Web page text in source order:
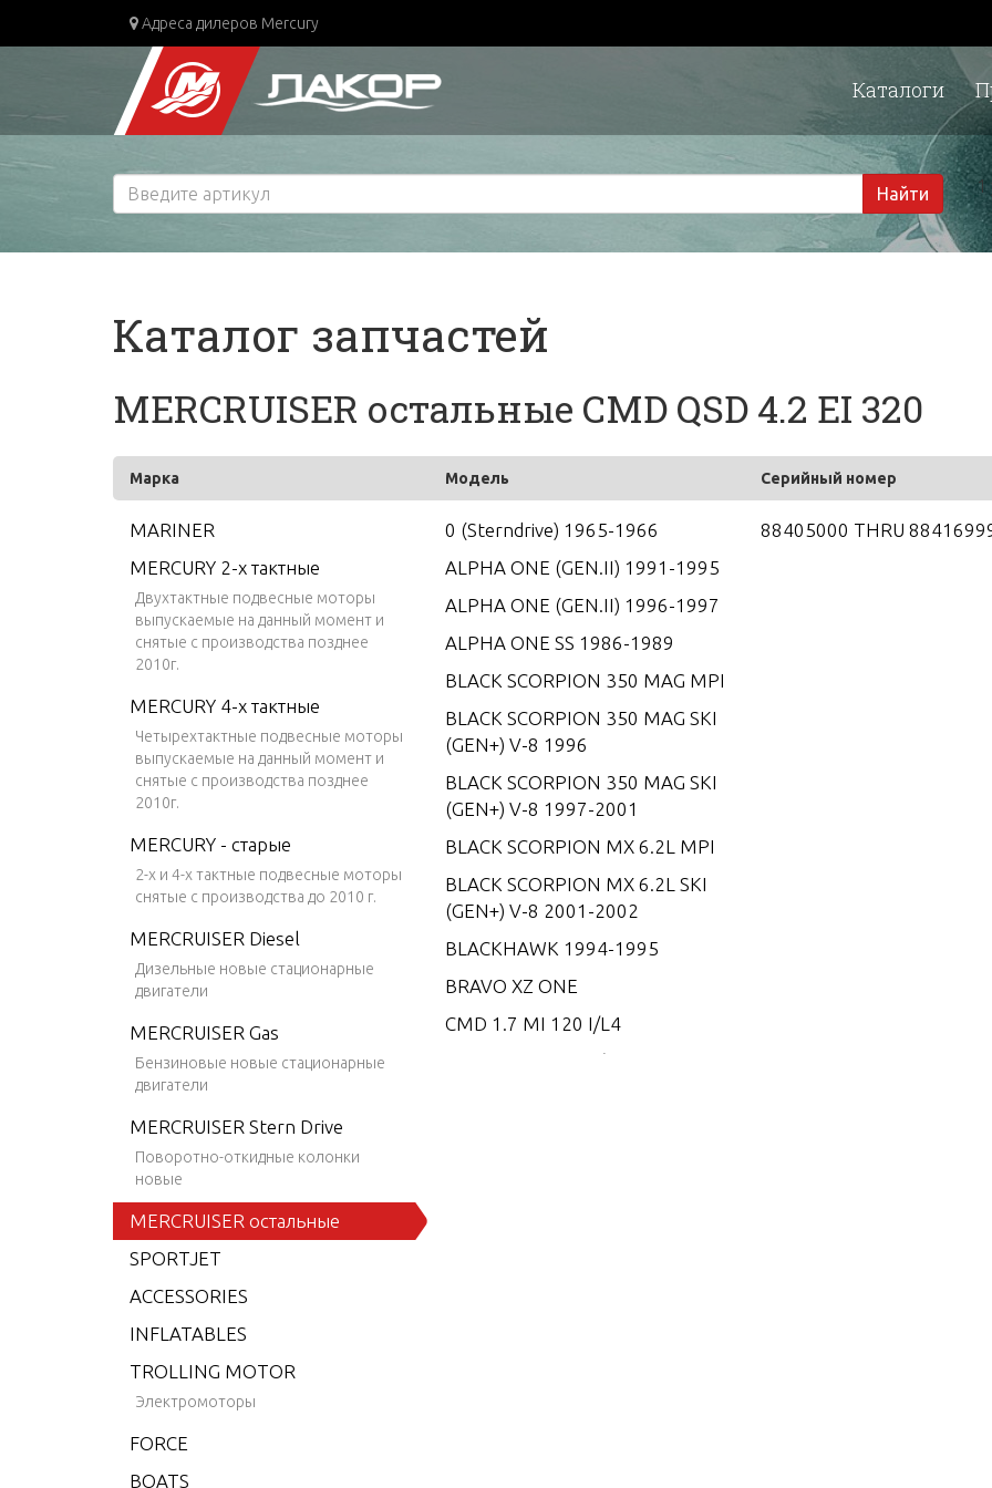
Адреса дилеров Mercury
Каталоги
Найти 1
Каталог запчастей
MERCRUISER остальные CMD QSD 4.2 EI 320
Марка Модель Серийный номер
MARINER
MERCURY 2-х тактные
Двухтактные подвесные моторы
выпускаемые на данный момент и
снятые с производства позднее
2010г.
MERCURY 4-х тактные
Четырехтактные подвесные моторы
выпускаемые на данный момент и
снятые с производства позднее
2010г.
MERCURY - старые
2-х и 4-х тактные подвесные моторы
снятые с производства до 2010 г.
MERCRUISER Diesel
Дизельные новые стационарные
двигатели
MERCRUISER Gas
Бензиновые новые стационарные
двигатели
MERCRUISER Stern Drive
Поворотно-откидные колонки
новые
MERCRUISER остальные
SPORTJET
ACCESSORIES
INFLATABLES
TROLLING MOTOR
Электромоторы
FORCE
BOATS
0 (Sterndrive) 1965-1966
ALPHA ONE (GEN.II) 1991-1995
ALPHA ONE (GEN.II) 1996-1997
ALPHA ONE SS 1986-1989
BLACK SCORPION 350 MAG MPI
BLACK SCORPION 350 MAG SKI
(GEN+) V-8 1996
BLACK SCORPION 350 MAG SKI
(GEN+) V-8 1997-2001
BLACK SCORPION MX 6.2L MPI
BLACK SCORPION MX 6.2L SKI
(GEN+) V-8 2001-2002
BLACKHAWK 1994-1995
BRAVO XZ ONE
CMD 1.7 MI 120 I/L4
CMD 1.7 MS 120 I/L4
88405000 THRU